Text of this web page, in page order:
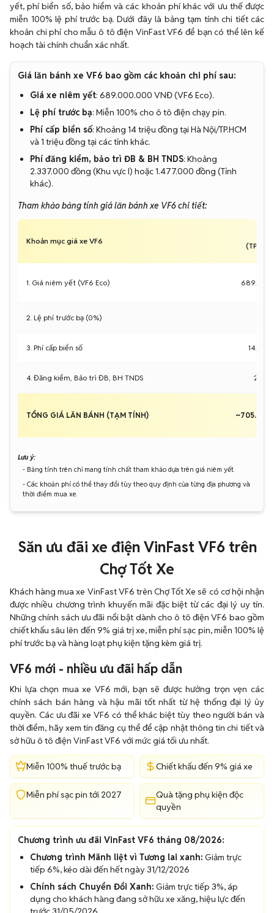
yết, phí biển số, bảo hiểm và các khoản phí khác với ưu thế được
miễn 100% lệ phí trước bạ. Dưới đây là bảng tạm tính chi tiết các
khoản chi phí cho mẫu ô tô điện VinFast VF6 để bạn có thể lên kế
hoạch tài chính chuẩn xác nhất.
Giá lăn bánh xe VF6 bao gồm các khoản chi phí sau:
Giá xe niêm yết: 689.000.000 VNĐ (VF6 Eco).
Lệ phí trước bạ: Miễn 100% cho ô tô điện chạy pin.
Phí cấp biển số: Khoảng 14 triệu đồng tại Hà Nội/TP.HCM
và 1 triệu đồng tại các tỉnh khác.
Phí đăng kiểm, bảo trì ĐB & BH TNDS: Khoảng
2.337.000 đồng (Khu vực I) hoặc 1.477.000 đồng (Tỉnh
khác).
Tham khảo bảng tính giá lăn bánh xe VF6 chi tiết:
Khoản mục giá xe VF6
1. Giá niêm yết (VF6 Eco)
2. Lệ phí trước bạ (0%)
3. Phí cấp biển số
4. Đăng kiểm, Bảo trì ĐB, BH TNDS
TỔNG GIÁ LĂN BÁNH (TẠM TÍNH)
Lưu ý:
- Bảng tính trên chỉ mang tính chất tham khảo dựa trên giá niêm yết.
- Các khoản phí có thể thay đổi tùy theo quy định của từng địa phương và
thời điểm mua xe.
Săn ưu đãi xe điện VinFast VF6 trên
Chợ Tốt Xe
Khách hàng mua xe VinFast VF6 trên Chợ Tốt Xe sẽ có cơ hội nhận
được nhiều chương trình khuyến mãi đặc biệt từ các đại lý uy tín.
Những chính sách ưu đãi nổi bật dành cho ô tô điện VF6 bao gồm
chiết khấu sâu lên đến 9% giá trị xe, miễn phí sạc pin, miễn 100% lệ
phí trước bạ và hàng loạt phụ kiện tặng kèm giá trị.
VF6 mới - nhiều ưu đãi hấp dẫn
Khi lựa chọn mua xe VF6 mới, bạn sẽ được hưởng trọn vẹn các
chính sách bán hàng và hậu mãi tốt nhất từ hệ thống đại lý ủy
quyền. Các ưu đãi xe VF6 có thể khác biệt tùy theo người bán và
thời điểm, hãy xem tin đăng cụ thể để cập nhật thông tin chi tiết và
sở hữu ô tô điện VinFast VF6 với mức giá tối ưu nhất.
Miễn 100% thuế trước bạ Chiết khấu đến 9% giá xe
Miễn phí sạc pin tới 2027
Quà tặng phụ kiện độc
quyền
Chương trình ưu đãi VinFast VF6 tháng 08/2026:
Chương trình Mãnh liệt vì Tương lai xanh: Giảm trực
tiếp 6%, kéo dài đến hết ngày 31/12/2026
Chính sách Chuyển Đổi Xanh: Giảm trực tiếp 3%, áp
dụng cho khách hàng đang sở hữu xe xăng, hiệu lực đến